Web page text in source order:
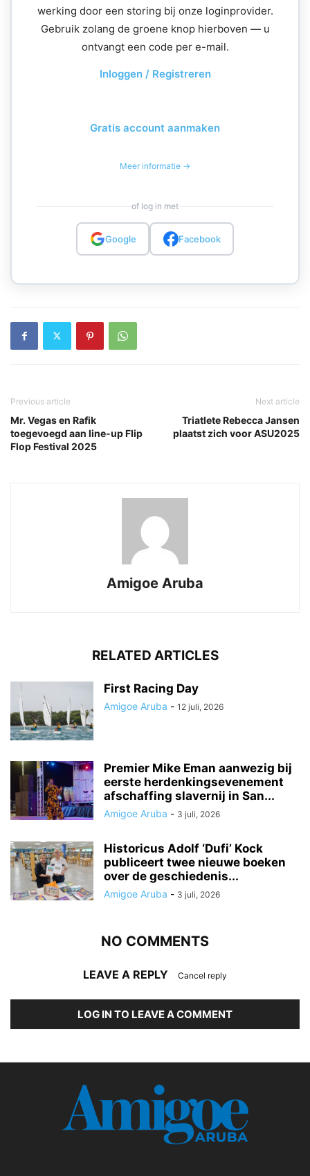
werking door een storing bij onze loginprovider.
Gebruik zolang de groene knop hierboven — u
ontvangt een code per e-mail.
Inloggen / Registreren
Gratis account aanmaken
Meer informatie →
of log in met
Google Facebook
Previous article
Mr. Vegas en Rafik
toegevoegd aan line-up Flip
Flop Festival 2025
Next article
Triatlete Rebecca Jansen
plaatst zich voor ASU2025
Amigoe Aruba
RELATED ARTICLES
First Racing Day
Amigoe Aruba - 12 juli, 2026
Premier Mike Eman aanwezig bij
eerste herdenkingsevenement
afschaffing slavernij in San...
Amigoe Aruba - 3 juli, 2026
Historicus Adolf ‘Dufi’ Kock
publiceert twee nieuwe boeken
over de geschiedenis...
Amigoe Aruba - 3 juli, 2026
NO COMMENTS
LEAVE A REPLY Cancel reply
LOG IN TO LEAVE A COMMENT